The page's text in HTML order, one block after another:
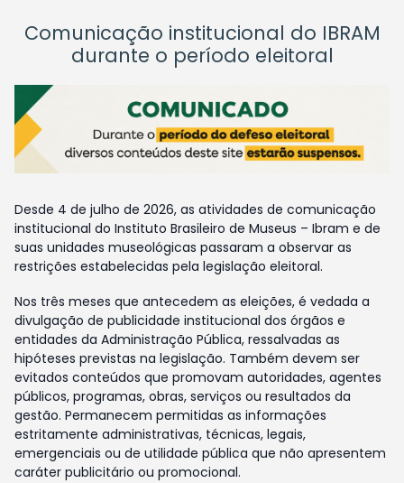
Comunicação institucional do IBRAM
durante o período eleitoral
Desde 4 de julho de 2026, as atividades de comunicação
institucional do Instituto Brasileiro de Museus – Ibram e de
suas unidades museológicas passaram a observar as
restrições estabelecidas pela legislação eleitoral.
Nos três meses que antecedem as eleições, é vedada a
divulgação de publicidade institucional dos órgãos e
entidades da Administração Pública, ressalvadas as
hipóteses previstas na legislação. Também devem ser
evitados conteúdos que promovam autoridades, agentes
públicos, programas, obras, serviços ou resultados da
gestão. Permanecem permitidas as informações
estritamente administrativas, técnicas, legais,
emergenciais ou de utilidade pública que não apresentem
caráter publicitário ou promocional.